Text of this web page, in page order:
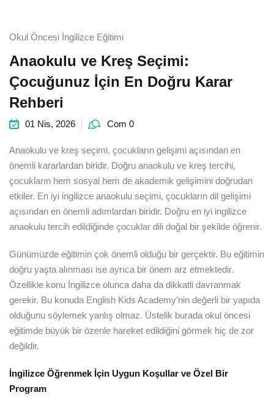
Eğitim
İngilizce Eğiticinin
Okul Öncesi İngilizce Eğitimi
Anaokulu ve Kreş Seçimi:
Çocuğunuz İçin En Doğru Karar
Rehberi
01 Nis, 2026 Com 0
Anaokulu ve kreş seçimi, çocukların gelişimi açısından en
önemli kararlardan biridir. Doğru anaokulu ve kreş tercihi,
çocukların hem sosyal hem de akademik gelişimini doğrudan
etkiler. En iyi ingilizce anaokulu seçimi, çocukların dil gelişimi
açısından en önemli adımlardan biridir. Doğru en iyi ingilizce
anaokulu tercih edildiğinde çocuklar dili doğal bir şekilde öğrenir.
Günümüzde eğitimin çok önemli olduğu bir gerçektir. Bu eğitimin
doğru yaşta alınması ise ayrıca bir önem arz etmektedir.
Özellikle konu İngilizce olunca daha da dikkatli davranmak
gerekir. Bu konuda English Kids Academy’nin değerli bir yapıda
olduğunu söylemek yanlış olmaz. Üstelik burada okul öncesi
eğitimde büyük bir özenle hareket edildiğini görmek hiç de zor
değildir.
İngilizce Öğrenmek İçin Uygun Koşullar ve Özel Bir
Program
Already have an account?